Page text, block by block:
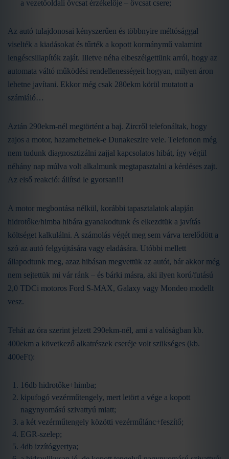
a vezetőoldali övcsat érzékelője – övcsat csere;
Az autó tulajdonosai kényszerűen és többnyire méltósággal
viselték a kiadásokat és tűrték a kopott kormánymű valamint
lengéscsillapítók zaját. Illetve néha elbeszélgettünk arról, hogy az
automata váltó működési rendellenességeit hogyan, milyen áron
lehetne javítani. Ekkor még csak 280ekm körül mutatott a
számláló…
Aztán 290ekm-nél megtörtént a baj. Zircről telefonáltak, hogy
zajos a motor, hazamehetnek-e Dunakeszire vele. Telefonon még
nem tudunk diagnosztizálni zajjal kapcsolatos hibát, így végül
néhány nap múlva volt alkalmunk megtapasztalni a kérdéses zajt.
Az első reakció: állítsd le gyorsan!!!
A motor megbontása nélkül, korábbi tapasztalatok alapján
hidrotőke/himba hibára gyanakodtunk és elkezdtük a javítás
költséget kalkulálni. A számolás végét meg sem várva terelődött a
szó az autó felgyújtására vagy eladására. Utóbbi mellett
állapodtunk meg, azaz hibásan megvettük az autót, bár akkor még
nem sejtettük mi vár ránk – és bárki másra, aki ilyen korú/futású
2,0 TDCi motoros Ford S-MAX, Galaxy vagy Mondeo modellt
vesz.
Tehát az óra szerint jelzett 290ekm-nél, ami a valóságban kb.
400ekm a következő alkatrészek cseréje volt szükséges (kb.
400eFt):
16db hidrotőke+himba;
kipufogó vezérműtengely, mert letört a vége a kopott
nagynyomású szivattyú miatt;
a két vezérműtengely közötti vezérműlánc+feszítő;
EGR-szelep;
4db izzítógyertya;